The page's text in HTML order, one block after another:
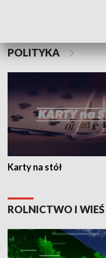
POLITYKA
Karty na stół
ROLNICTWO I WIEŚ